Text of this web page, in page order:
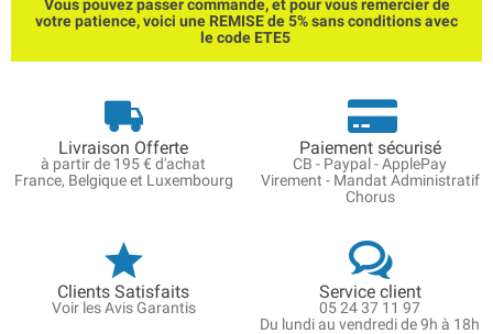
Vous pouvez passer commande, et pour vous remercier de
votre patience, voici une REMISE de 5% sans conditions avec
le code ETE5
Livraison Offerte
à partir de 195 € d'achat
France, Belgique et Luxembourg
Paiement sécurisé
CB - Paypal - ApplePay
Virement - Mandat Administratif
Chorus
Clients Satisfaits
Voir les Avis Garantis
Service client
05 24 37 11 97
Du lundi au vendredi de 9h à 18h